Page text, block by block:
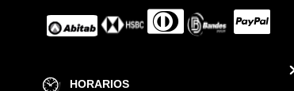
HORARIOS